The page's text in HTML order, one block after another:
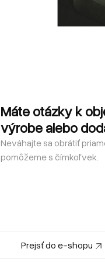
Máte otázky k
výrobe alebo
Neváhajte sa obrátiť
pomôžeme s čímkoľvek.
Prejsť do e-shopu